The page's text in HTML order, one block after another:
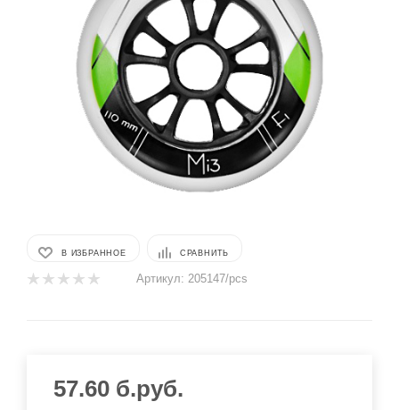
В ИЗБРАННОЕ СРАВНИТЬ
Артикул: 205147/pcs
57.60 б.руб.